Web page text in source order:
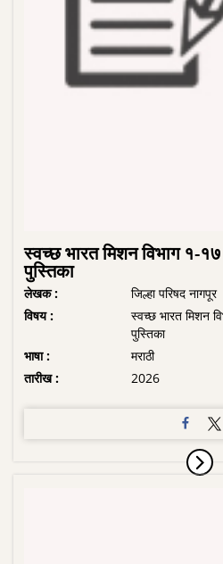
स्वच्छ भारत मिशन विभाग १-१७
पुस्तिका
लेखक :
जिल्हा परिषद नागपूर
विषय :
स्वच्छ भारत मिशन
पुस्तिका
भाषा :
मराठी
तारीख :
2026